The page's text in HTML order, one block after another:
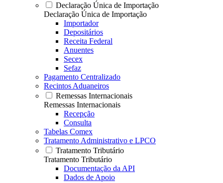
Declaração Única de Importação
Declaração Única de Importação
Importador
Depositários
Receita Federal
Anuentes
Secex
Sefaz
Pagamento Centralizado
Recintos Aduaneiros
Remessas Internacionais
Remessas Internacionais
Recepção
Consulta
Tabelas Comex
Tratamento Administrativo e LPCO
Tratamento Tributário
Tratamento Tributário
Documentação da API
Dados de Apoio